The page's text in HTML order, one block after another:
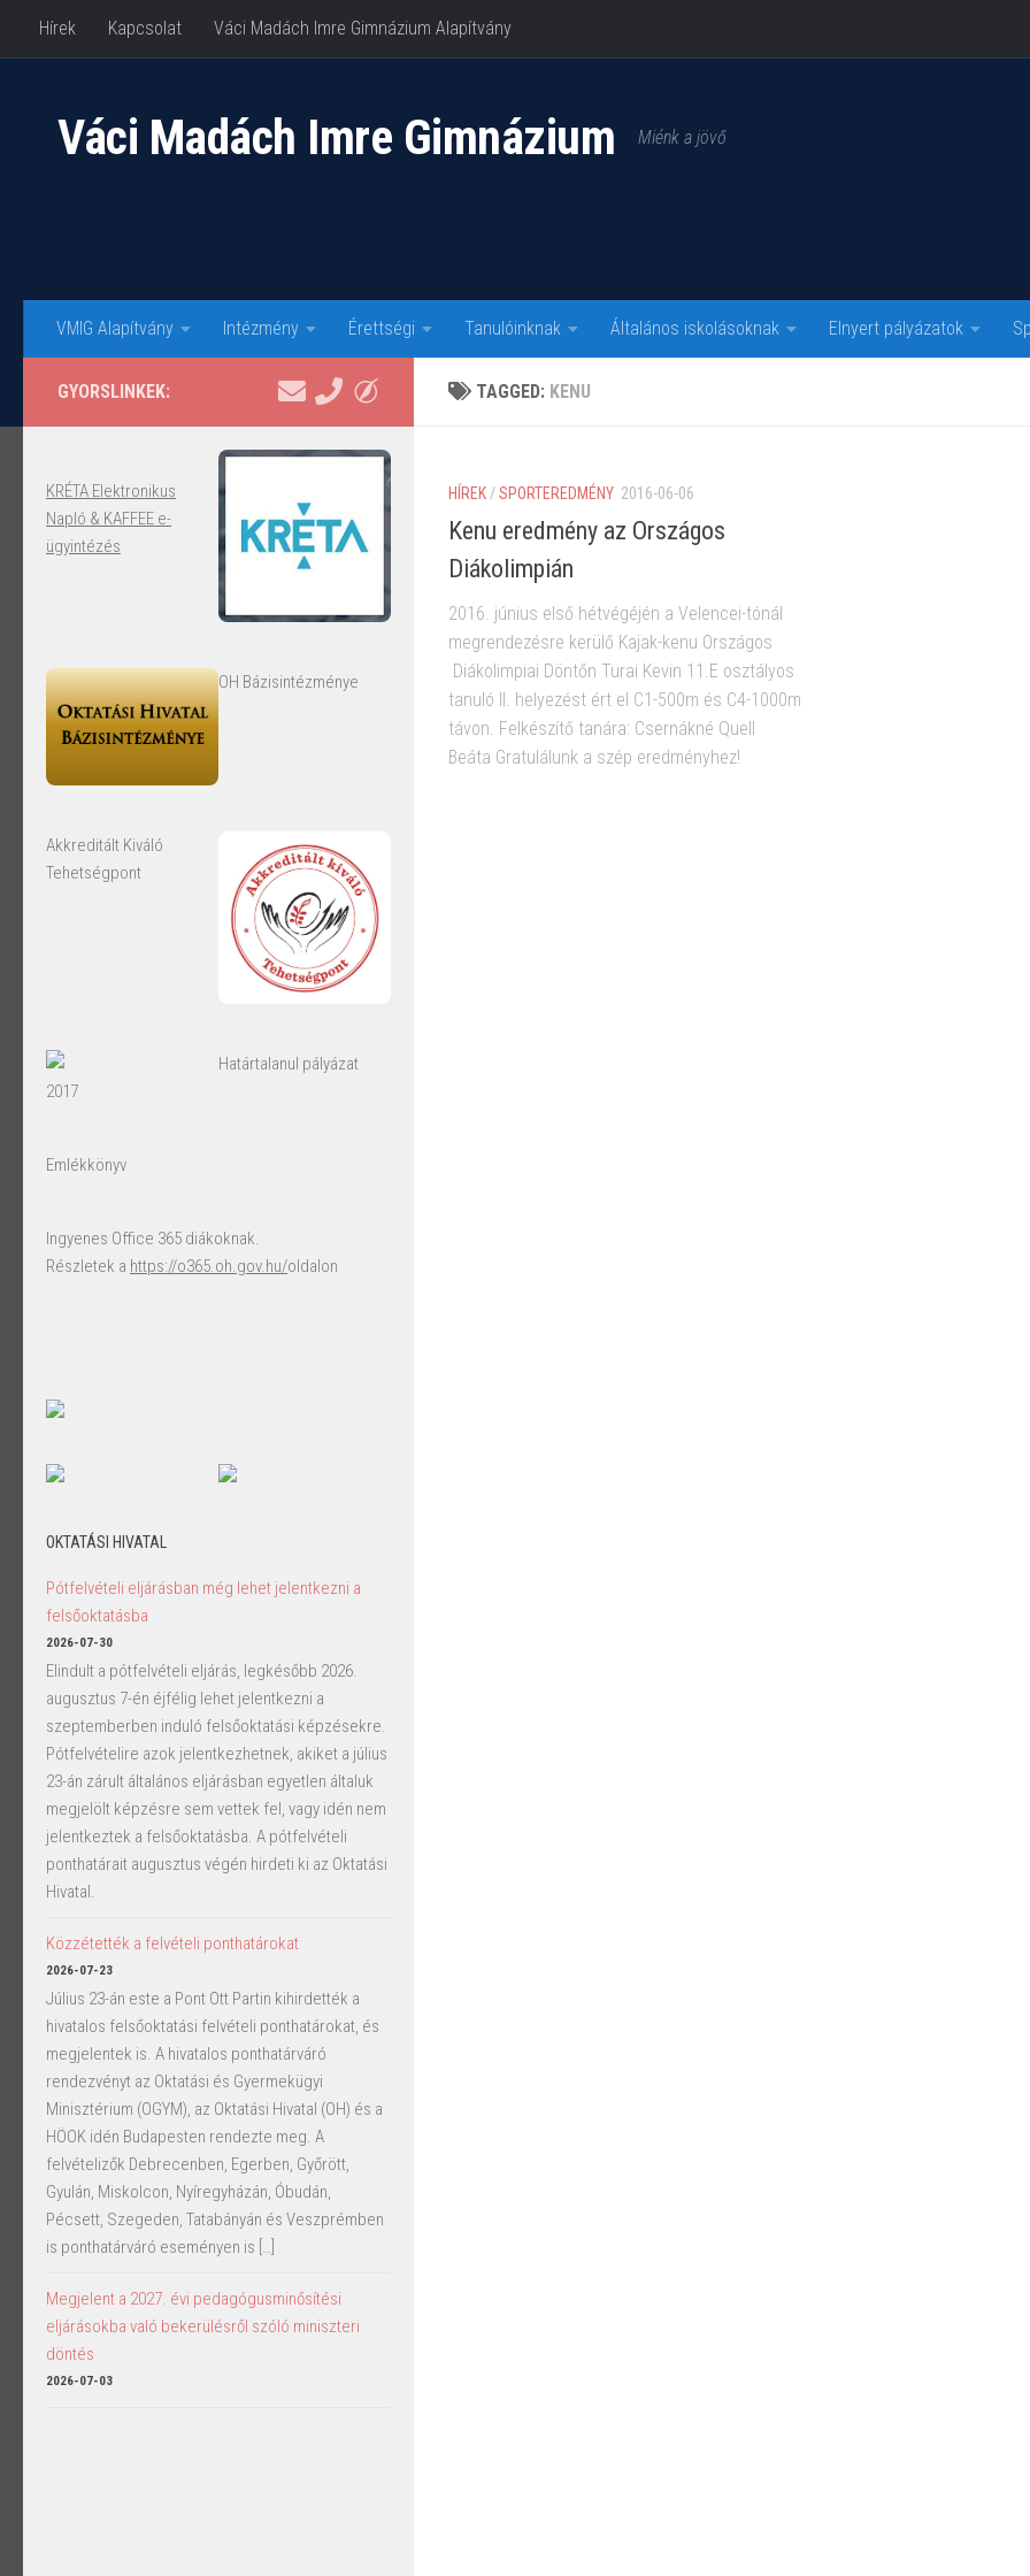
Skip to content
Hírek Kapcsolat Váci Madách Imre Gimnázium Alapítvány
Váci Madách Imre Gimnázium Miénk a jövő
VMIG Alapítvány Intézmény Érettségi Tanulóinknak Általános iskolásoknak Elnyert pályázatok
TAGGED: KENU
HÍREK /SPORTEREDMÉNY 2016-06-06
Kenu eredmény az Országos
Diákolimpián
2016. június első hétvégéjén a Velencei-tónál
megrendezésre kerülő Kajak-kenu Országos
Diákolimpiai Döntőn Turai Kevin 11.E osztályos
tanuló II. helyezést ért el C1-500m és C4-1000m
távon. Felkészítő tanára: Csernákné Quell
Beáta Gratulálunk a szép eredményhez!
GYORSLINKEK:
KRÉTA Elektronikus
Napló & KAFFEE e-
ügyintézés
OH Bázisintézménye
Akkreditált Kiváló
Tehetségpont
Határtalanul pályázat
2017
Emlékkönyv
Ingyenes Office 365 diákoknak.
Részletek a https://o365.oh.gov.hu/oldalon
OKTATÁSI HIVATAL
Pótfelvételi eljárásban még lehet jelentkezni a
felsőoktatásba
2026-07-30
Elindult a pótfelvételi eljárás, legkésőbb 2026.
augusztus 7-én éjfélig lehet jelentkezni a
szeptemberben induló felsőoktatási képzésekre.
Pótfelvételire azok jelentkezhetnek, akiket a július
23-án zárult általános eljárásban egyetlen általuk
megjelölt képzésre sem vettek fel, vagy idén nem
jelentkeztek a felsőoktatásba. A pótfelvételi
ponthatárait augusztus végén hirdeti ki az Oktatási
Hivatal.
Közzétették a felvételi ponthatárokat
2026-07-23
Július 23-án este a Pont Ott Partin kihirdették a
hivatalos felsőoktatási felvételi ponthatárokat, és
megjelentek is. A hivatalos ponthatárváró
rendezvényt az Oktatási és Gyermekügyi
Minisztérium (OGYM), az Oktatási Hivatal (OH) és a
HÖOK idén Budapesten rendezte meg. A
felvételizők Debrecenben, Egerben, Győrött,
Gyulán, Miskolcon, Nyíregyházán, Óbudán,
Pécsett, Szegeden, Tatabányán és Veszprémben
is ponthatárváró eseményen is […]
Megjelent a 2027. évi pedagógusminősítési
eljárásokba való bekerülésről szóló miniszteri
döntés
2026-07-03